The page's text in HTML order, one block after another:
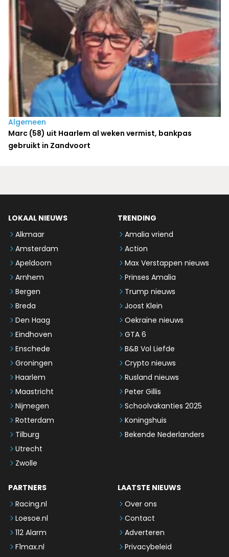
Algemeen
Marc (58) uit Haarlem al weken vermist, bankpas
gebruikt in Zandvoort
LOKAAL NIEUWS
Alkmaar
Amsterdam
Apeldoorn
Arnhem
Bergen
Breda
Den Haag
Eindhoven
Enschede
Groningen
Haarlem
Maastricht
Nijmegen
Rotterdam
Tilburg
Utrecht
Zwolle
TRENDING
Amalia vriend
Action
Max Verstappen nieuws
Prinses Amalia
Trump nieuws
Joost Klein
Oekraïne nieuws
GTA 6
B&B Vol Liefde
Crypto nieuws
Rusland nieuws
Peter Gillis
Schoolvakanties 2025
Koningshuis
Bekende Nederlanders
PARTNERS
Racing.nl
Loesoe.nl
112 Alarm
F1max.nl
LAATSTE NIEUWS
Over ons
Contact
Adverteren
Privacybeleid